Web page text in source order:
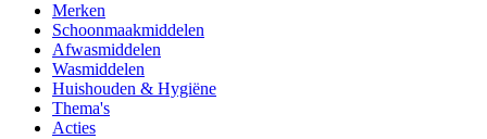
Merken
Schoonmaakmiddelen
Afwasmiddelen
Wasmiddelen
Huishouden & Hygiëne
Thema's
Acties